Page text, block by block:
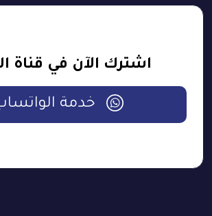
اشترك الآن في قناة
خدمة